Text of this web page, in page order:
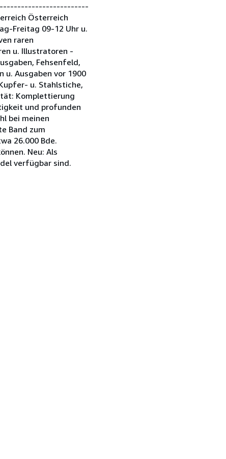
Österreich
Freitag 09-12 Uhr u.
raren
u. Illustratoren -
Fehsenfeld,
u. Ausgaben vor 1900
u. Stahlstiche,
Komplettierung
und profunden
bei meinen
Band zum
26.000 Bde.
Neu: Als
verfügbar sind.